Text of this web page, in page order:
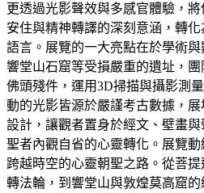
更透過光影聲效與多感官體驗，
安住與精神轉譯的深刻意涵，轉
語言。展覽的一大亮點在於學術
響堂山石窟等受損嚴重的遺址，
佛頭殘件，運用3D掃描與攝影測
動的光影皆源於嚴謹考古數據，
設計，讓觀者置身於經文、壁畫
聖者內觀自省的心靈轉化。展覽
跨越時空的心靈朝聖之路。從菩
轉法輪，到響堂山與敦煌莫高窟